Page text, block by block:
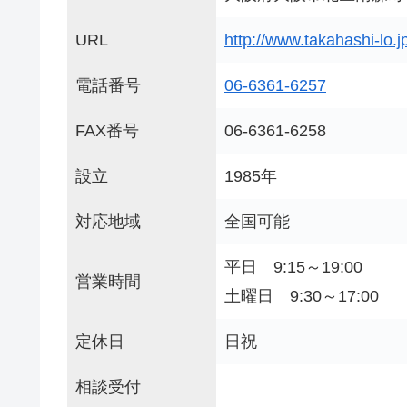
URL http://www.takahashi-
電話番号 06-6361-6257
FAX番号 06-6361-6258
設立 1985年
対応地域 全国可能
営業時間
平日 9:15～19:00
土曜日 9:30～17:00
定休日 日祝
相談受付